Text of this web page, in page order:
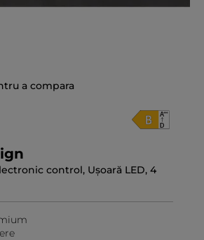
a compara
control, Ușoară LED, 4